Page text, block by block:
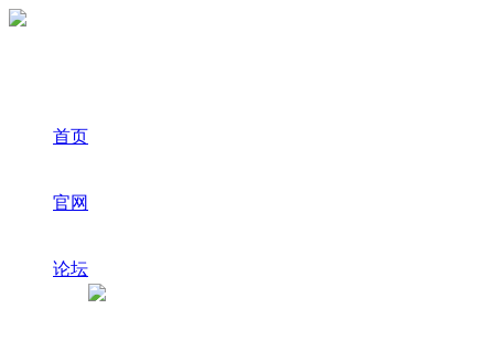
首页
官网
论坛